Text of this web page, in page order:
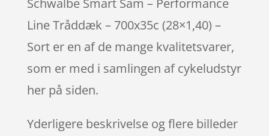
Line Tråddæk – 700x35c (28×1,40) –
Sort er en af de mange kvalitetsvarer,
som er med i samlingen af cykeludstyr
her på siden.
Yderligere beskrivelse og flere billeder